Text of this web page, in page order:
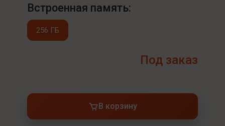
Встроенная память:
256 ГБ
Под заказ
В корзину